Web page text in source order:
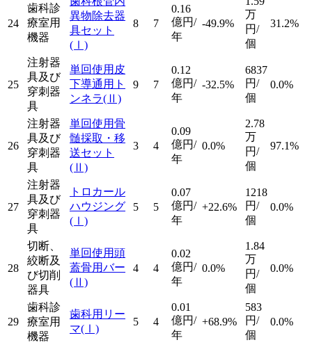
24
歯科診
療室用
機器
異物除去器
具セット
(Ⅰ)
8 7
0.16
億円/
年
-49.9%
万
円/
個
31.2%
25
注射器
具及び
穿刺器
具
単回使用皮
下導通用ト
ンネラ(Ⅱ)
9 7
0.12
億円/
年
-32.5%
6837
円/
個
0.0%
26
注射器
具及び
穿刺器
具
単回使用骨
髄採取・移
送セット
(Ⅱ)
3 4
0.09
億円/
年
0.0%
2.78
万
円/
個
97.1%
27
注射器
具及び
穿刺器
具
トロカール
ハウジング
(Ⅰ)
5 5
0.07
億円/
年
+22.6%
1218
円/
個
0.0%
28
切断、
絞断及
び切削
器具
単回使用頭
蓋骨用バー
(Ⅱ)
4 4
0.02
億円/
年
0.0%
1.84
万
円/
個
0.0%
29
歯科診
療室用
機器
歯科用リー
マ(Ⅰ)
5 4
0.01
億円/
年
+68.9%
583
円/
個
0.0%